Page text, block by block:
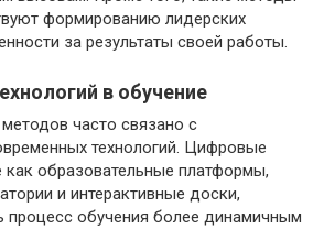
формированию лидерских
за результаты своей работы.
в обучение
часто связано с
технологий. Цифровые
как образовательные платформы,
и интерактивные доски,
процесс обучения более динамичным